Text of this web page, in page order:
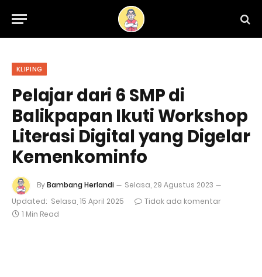
KLIPING
Pelajar dari 6 SMP di
Balikpapan Ikuti Workshop
Literasi Digital yang Digelar
Kemenkominfo
ByBambang Herlandi
Selasa, 29 Agustus 2023
Updated: Selasa, 15 April 2025
Tidak ada komentar
1 Min Read